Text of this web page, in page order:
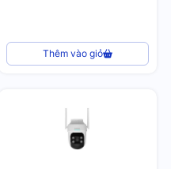
Thêm vào giỏ